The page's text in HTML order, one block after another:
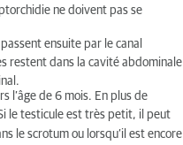
ne doivent pas se
ensuite par le canal
restent dans la cavité abdominale
l’âge de 6 mois. En plus de
le testicule est très petit, il peut
le scrotum ou lorsqu’il est encore